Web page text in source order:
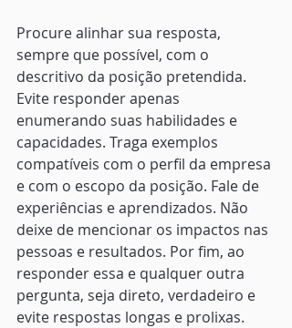
Procure alinhar sua resposta,
sempre que possível, com o
descritivo da posição pretendida.
Evite responder apenas
enumerando suas habilidades e
capacidades. Traga exemplos
compatíveis com o perfil da empresa
e com o escopo da posição. Fale de
experiências e aprendizados. Não
deixe de mencionar os impactos nas
pessoas e resultados. Por fim, ao
responder essa e qualquer outra
pergunta, seja direto, verdadeiro e
evite respostas longas e prolixas.